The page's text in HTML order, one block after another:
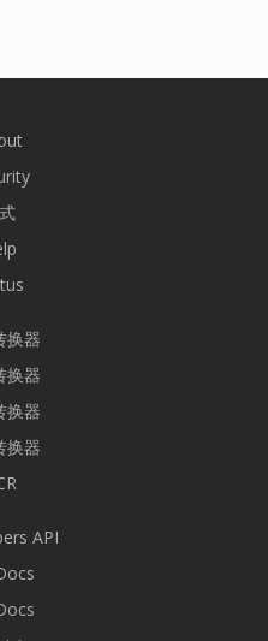
换器
换器
换器
换器
API